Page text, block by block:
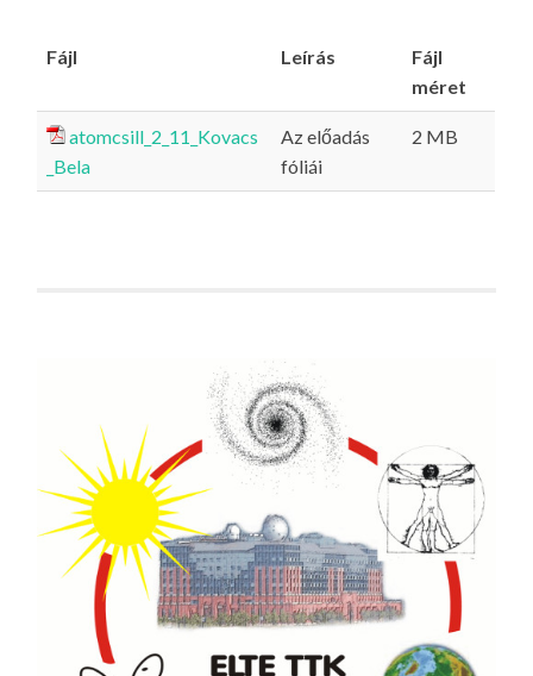
Fájl Leírás
Fájl
méret
atomcsill_2_11_Kovacs
_Bela
Az előadás
fóliái
2 MB